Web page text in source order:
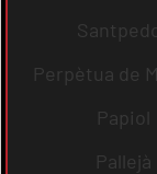
Perpètua de
Papiol
Pallejà